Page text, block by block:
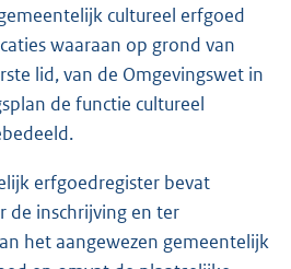
cultureel erfgoed
waaraan op grond van
lid, van de Omgevingswet in
de functie cultureel
erfgoedregister bevat
de inschrijving en ter
het aangewezen gemeentelijk